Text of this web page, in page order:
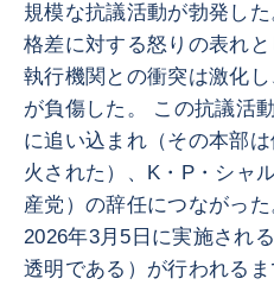
規模な抗議活動が勃発し
格差に対する怒りの表れ
執行機関との衝突は激化
が負傷した。 この抗議活
に追い込まれ（その本部
火された）、K・P・シャ
産党）の辞任につながった
2026年3月5日に実施され
透明である）が行われる